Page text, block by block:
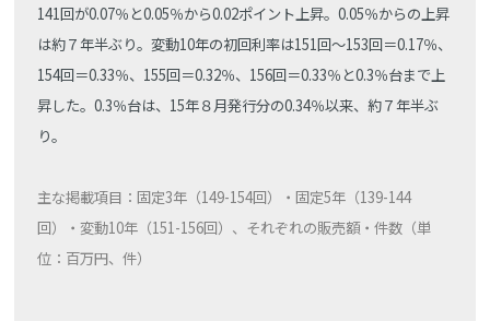
141回が0.07％と0.05％から0.02ポイント上昇。0.05％からの上昇
は約７年半ぶり。変動10年の初回利率は151回～153回＝0.17％、
154回＝0.33％、155回＝0.32％、156回＝0.33％と0.3％台まで上
昇した。0.3％台は、15年８月発行分の0.34％以来、約７年半ぶ
り。
主な掲載項目：固定3年（149-154回）・固定5年（139-144
回）・変動10年（151-156回）、それぞれの販売額・件数（単
位：百万円、件）